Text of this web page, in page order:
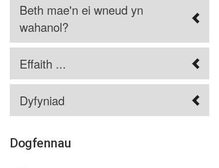
Beth mae'n ei wneud yn
wahanol?
Effaith ...
Dyfyniad
Dogfennau